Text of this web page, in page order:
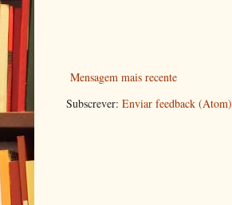
Mensagem mais recente
Subscrever: Enviar feedback (Atom)